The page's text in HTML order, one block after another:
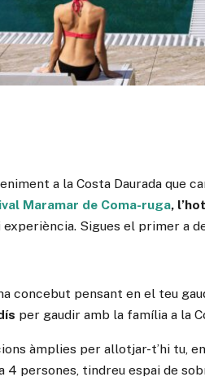
a la Costa Daurada que
Maramar de Coma-ruga,
Sigues el primer a
concebut pensant en el teu
per gaudir amb la família a la
àmplies per allotjar-t’hi tu,
4 persones, tindreu espai de